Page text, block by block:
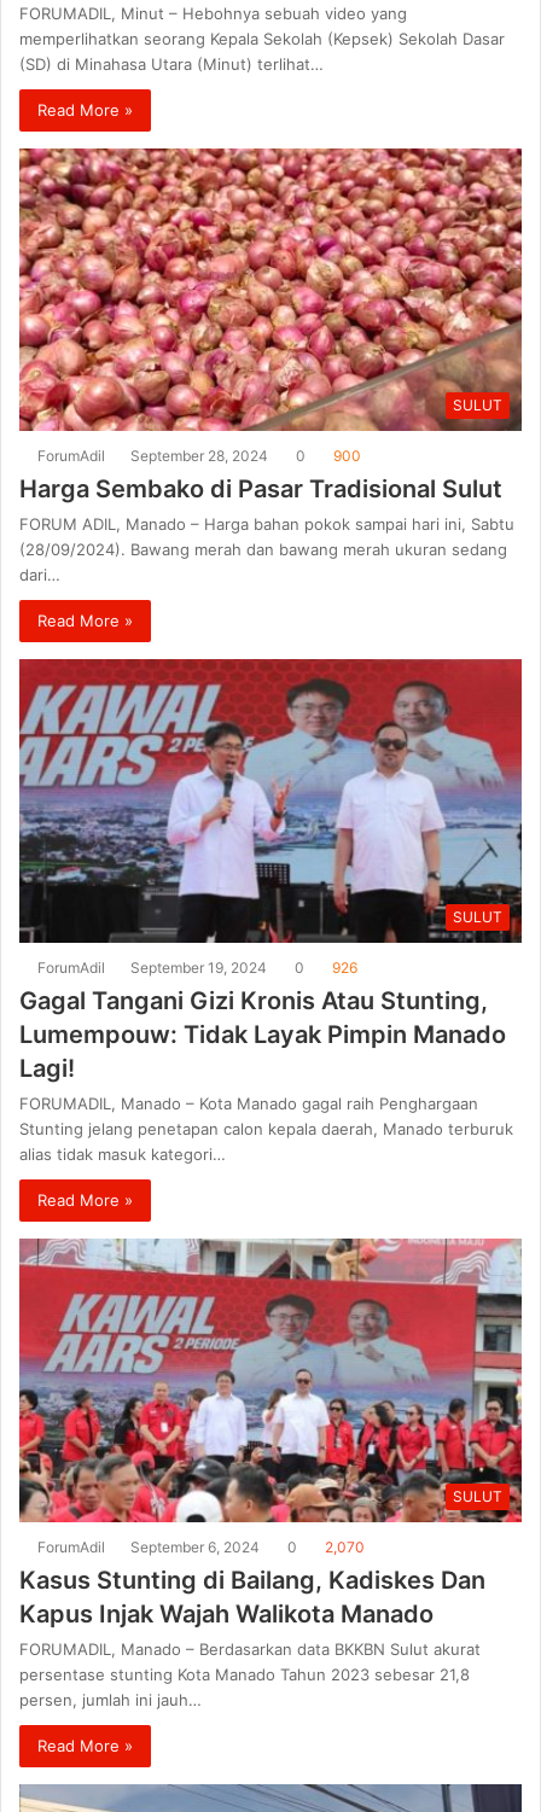
FORUMADIL, Minut – Hebohnya sebuah video yang
memperlihatkan seorang Kepala Sekolah (Kepsek) Sekolah Dasar
(SD) di Minahasa Utara (Minut) terlihat…
Read More »
SULUT
ForumAdil September 28, 2024 0 900
Harga Sembako di Pasar Tradisional Sulut
FORUM ADIL, Manado – Harga bahan pokok sampai hari ini, Sabtu
(28/09/2024). Bawang merah dan bawang merah ukuran sedang
dari…
Read More »
SULUT
ForumAdil September 19, 2024 0 926
Gagal Tangani Gizi Kronis Atau Stunting,
Lumempouw: Tidak Layak Pimpin Manado
Lagi!
FORUMADIL, Manado – Kota Manado gagal raih Penghargaan
Stunting jelang penetapan calon kepala daerah, Manado terburuk
alias tidak masuk kategori…
Read More »
SULUT
ForumAdil September 6, 2024 0 2,070
Kasus Stunting di Bailang, Kadiskes Dan
Kapus Injak Wajah Walikota Manado
FORUMADIL, Manado – Berdasarkan data BKKBN Sulut akurat
persentase stunting Kota Manado Tahun 2023 sebesar 21,8
persen, jumlah ini jauh…
Read More »